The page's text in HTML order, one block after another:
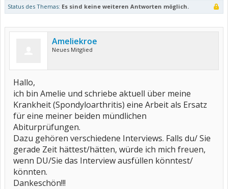
Status des Themas: Es sind keine weiteren Antworten möglich.
Ameliekroe
Neues Mitglied
Hallo,
ich bin Amelie und schriebe aktuell über meine
Krankheit (Spondyloarthritis) eine Arbeit als Ersatz
für eine meiner beiden mündlichen
Abiturprüfungen.
Dazu gehören verschiedene Interviews. Falls du/ Sie
gerade Zeit hättest/hätten, würde ich mich freuen,
wenn DU/Sie das Interview ausfüllen könntest/
könnten.
Dankeschön!!!